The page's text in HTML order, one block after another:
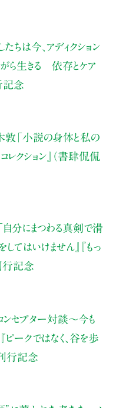
たちは今、アディクション
がら生きる 依存とケア
記念
敦 「小説の身体と私の
クション』（書肆侃侃
「自分にまつわる真剣で滑
てはいけません』『もっ
行記念
ンセプター対談～今も
『ピークではなく、谷を歩
刊行記念